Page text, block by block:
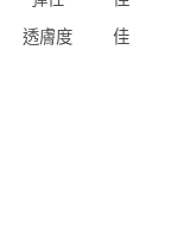
透膚度
佳